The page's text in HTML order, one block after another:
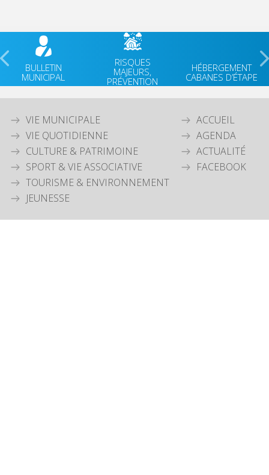
BULLETIN
MUNICIPAL
RISQUES
MAJEURS,
PRÉVENTION
HÉBERGEMENT
CABANES D’ÉTAPE
VIE MUNICIPALE
VIE QUOTIDIENNE
CULTURE & PATRIMOINE
SPORT & VIE ASSOCIATIVE
TOURISME & ENVIRONNEMENT
JEUNESSE
ACCUEIL
AGENDA
ACTUALITÉ
FACEBOOK